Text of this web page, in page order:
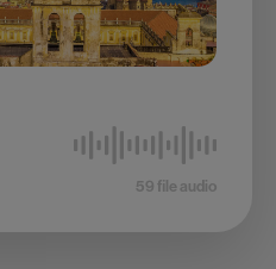
59 file audio